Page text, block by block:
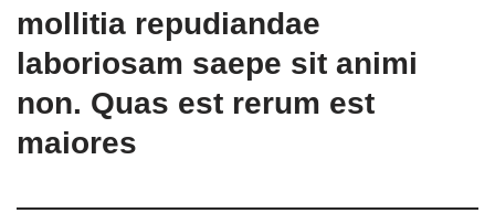
mollitia repudiandae
laboriosam saepe sit animi
non. Quas est rerum est
maiores